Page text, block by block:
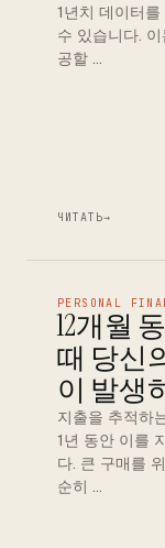
1년치 데이터
수 있습니다.
공할 …
ЧИТАТЬ→
PERSONAL
12개월
때 당신
이 발생
지출을 추적하
1년 동안 이를
다. 큰 구매를
순히 …